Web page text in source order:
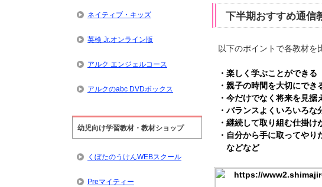
下半期おすすめ通信
以下のポイントで各教材を
・楽しく学ぶことができる
・親子の時間を大切にでき
・今だけでなく将来を見据
・バランスよくいろいろ
・継続して取り組む仕掛け
・自分から手に取ってやり
などなど
ネイティブ・キッズ
英検 Jr.オンライン版
アルク エンジェルコース
アルクのabc DVDボックス
幼児向け学習教材・教材ショップ
くぼたのうけんWEBスクール
Preマイティー